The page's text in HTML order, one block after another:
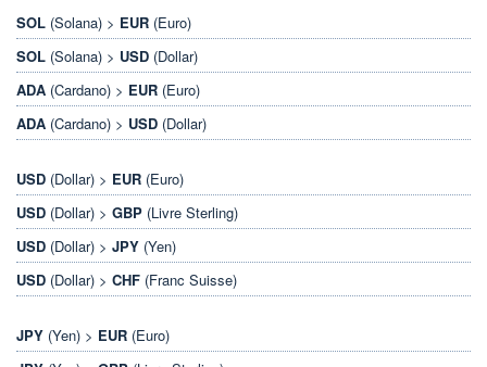
SOL (Solana) > EUR (Euro)
SOL (Solana) > USD (Dollar)
ADA (Cardano) > EUR (Euro)
ADA (Cardano) > USD (Dollar)
USD (Dollar) > EUR (Euro)
USD (Dollar) > GBP (Livre Sterling)
USD (Dollar) > JPY (Yen)
USD (Dollar) > CHF (Franc Suisse)
JPY (Yen) > EUR (Euro)